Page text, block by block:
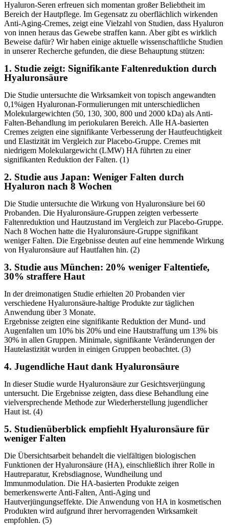
Hyaluron-Seren erfreuen sich momentan großer Beliebtheit im
Bereich der Hautpflege. Im Gegensatz zu oberflächlich wirkenden
Anti-Aging-Cremes, zeigt eine Vielzahl von Studien, dass Hyaluron
von innen heraus das Gewebe straffen kann. Aber gibt es wirklich
Beweise dafür? Wir haben einige aktuelle wissenschaftliche Studien
in unserer Recherche gefunden, die diese Behauptung stützen:
1. Studie zeigt: Signifikante Faltenreduktion durch
Hyaluronsäure
Die Studie untersuchte die Wirksamkeit von topisch angewandten
0,1%igen Hyaluronan-Formulierungen mit unterschiedlichen
Molekulargewichten (50, 130, 300, 800 und 2000 kDa) als Anti-
Falten-Behandlung im periokularen Bereich. Alle HA-basierten
Cremes zeigten eine signifikante Verbesserung der Hautfeuchtigkeit
und Elastizität im Vergleich zur Placebo-Gruppe. Cremes mit
niedrigem Molekulargewicht (LMW) HA führten zu einer
signifikanten Reduktion der Falten. (1)
2. Studie aus Japan: Weniger Falten durch
Hyaluron nach 8 Wochen
Die Studie untersuchte die Wirkung von Hyaluronsäure bei 60
Probanden. Die Hyaluronsäure-Gruppen zeigten verbesserte
Faltenreduktion und Hautzustand im Vergleich zur Placebo-Gruppe.
Nach 8 Wochen hatte die Hyaluronsäure-Gruppe signifikant
weniger Falten. Die Ergebnisse deuten auf eine hemmende Wirkung
von Hyaluronsäure auf Hautfalten hin. (2)
3. Studie aus München: 20% weniger Faltentiefe,
30% straffere Haut
In der dreimonatigen Studie erhielten 20 Probanden vier
verschiedene Hyaluronsäure-haltige Produkte zur täglichen
Anwendung über 3 Monate.
Ergebnisse zeigten eine signifikante Reduktion der Mund- und
Augenfalten um 10% bis 20% und eine Hautstraffung um 13% bis
30% in allen Gruppen. Minimale, signifikante Veränderungen der
Hautelastizität wurden in einigen Gruppen beobachtet. (3)
4. Jugendliche Haut dank Hyaluronsäure
In dieser Studie wurde Hyaluronsäure zur Gesichtsverjüngung
untersucht. Die Ergebnisse zeigten, dass diese Behandlung eine
vielversprechende Methode zur Wiederherstellung jugendlicher
Haut ist. (4)
5. Studienüberblick empfiehlt Hyaluronsäure für
weniger Falten
Die Übersichtsarbeit behandelt die vielfältigen biologischen
Funktionen der Hyaluronsäure (HA), einschließlich ihrer Rolle in
Hautreparatur, Krebsdiagnose, Wundheilung und
Immunmodulation. Die HA-basierten Produkte zeigen
bemerkenswerte Anti-Falten, Anti-Aging und
Hautverjüngungseffekte. Die Anwendung von HA in kosmetischen
Produkten wird aufgrund ihrer hervorragenden Wirksamkeit
empfohlen. (5)